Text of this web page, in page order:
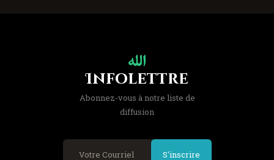
Infolettre
Abonnez-vous à notre liste de
diffusion
S'inscrire